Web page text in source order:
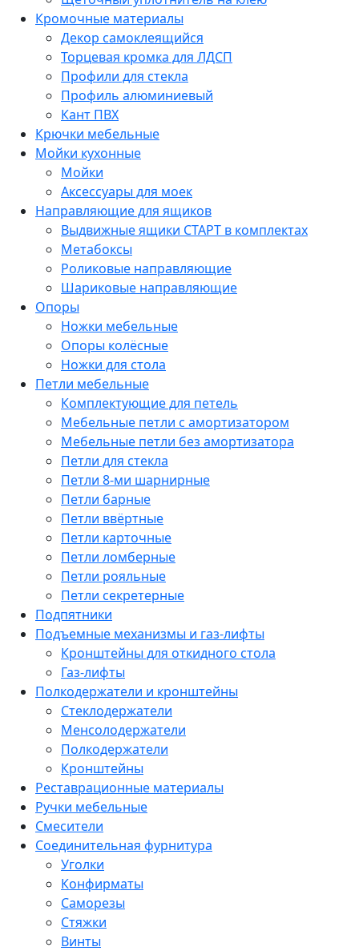
Кромочные материалы
Декор самоклеящийся
Торцевая кромка для ЛДСП
Профили для стекла
Профиль алюминиевый
Кант ПВХ
Крючки мебельные
Мойки кухонные
Мойки
Аксессуары для моек
Направляющие для ящиков
Выдвижные ящики СТАРТ в комплектах
Метабоксы
Роликовые направляющие
Шариковые направляющие
Опоры
Ножки мебельные
Опоры колёсные
Ножки для стола
Петли мебельные
Комплектующие для петель
Мебельные петли с амортизатором
Мебельные петли без амортизатора
Петли для стекла
Петли 8-ми шарнирные
Петли барные
Петли ввёртные
Петли карточные
Петли ломберные
Петли рояльные
Петли секретерные
Подпятники
Подъемные механизмы и газ-лифты
Кронштейны для откидного стола
Газ-лифты
Полкодержатели и кронштейны
Стеклодержатели
Менсолодержатели
Полкодержатели
Кронштейны
Реставрационные материалы
Ручки мебельные
Смесители
Соединительная фурнитура
Уголки
Конфирматы
Саморезы
Стяжки
Винты